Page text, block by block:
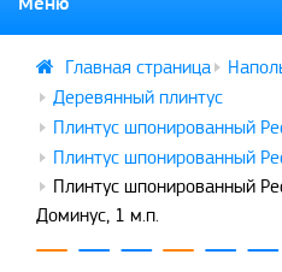
Деревянный плинтус
Плинтус шпонированный
Плинтус шпонированный
Плинтус шпонированный
Доминус, 1 м.п.